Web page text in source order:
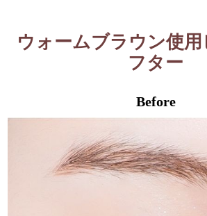
ウォームブラウン使
フター
Before